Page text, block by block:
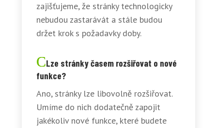
zajišťujeme, že stránky technologicky
nebudou zastarávát a stále budou
držet krok s požadavky doby.
Lze stránky časem rozšiřovat o nové
funkce?
Ano, stránky lze libovolně rozšiřovat.
Umíme do nich dodatečně zapojit
jakékoliv nové funkce, které budete